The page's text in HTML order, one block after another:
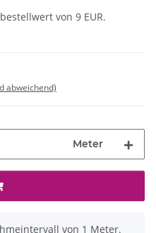
von 9 EUR.
abweichend)
Meter
von 1 Meter.